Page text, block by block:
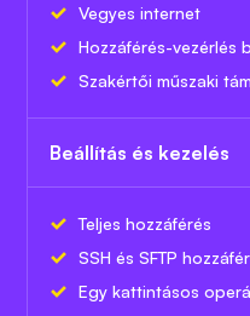
Vegyes internet
Hozzáférés-vezérlés
Szakértői műszaki
Beállítás és kezelés
Teljes hozzáférés
SSH és SFTP
Egy kattintásos